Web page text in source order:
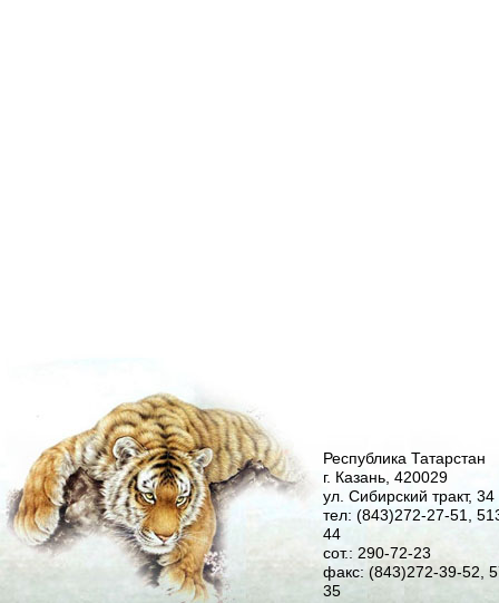
Республика Татарстан
г. Казань, 420029
ул. Сибирский тракт, 34
тел: (843)272-27-51,
44
сот.: 290-72-23
факс: (843)272-39-52,
35